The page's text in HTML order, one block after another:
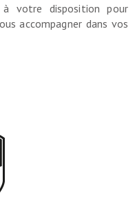
votre disposition pour
accompagner dans vos